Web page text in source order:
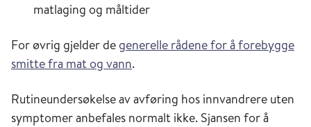
matlaging og måltider
For øvrig gjelder de generelle rådene for å forebygge
smitte fra mat og vann.
Rutineundersøkelse av avføring hos innvandrere uten
symptomer anbefales normalt ikke. Sjansen for å